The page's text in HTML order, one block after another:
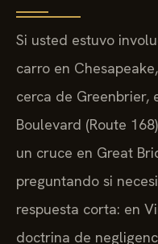
Si usted estuvo
carro en
cerca de
Boulevard (Route
un cruce en Great
preguntando si
respuesta corta: en
doctrina de